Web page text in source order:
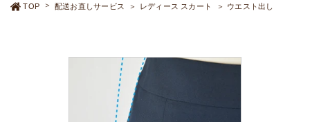
TOP 配送お直しサービス レディース スカート ウエスト出し